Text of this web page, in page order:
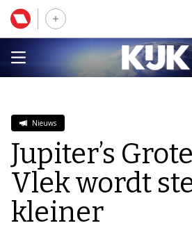
Nieuws
Jupiter’s
Vlek wordt
kleiner